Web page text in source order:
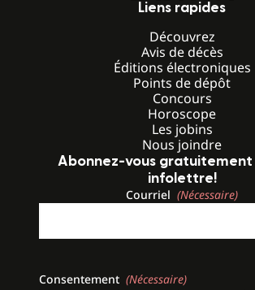
Liens rapides
Découvrez
Avis de décès
Éditions électroniques
Points de dépôt
Concours
Horoscope
Les jobins
Nous joindre
Abonnez-vous
infolettre!
Courriel (Nécessaire)
Consentement (Nécessaire)